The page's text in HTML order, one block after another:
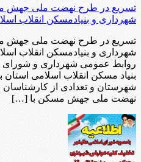
تسریع در طرح نهضت ملی جهش
شهرداری و بنیادمسکن انقلاب
تسریع در طرح نهضت ملی جهش
شهرداری و بنیادمسکن انقلاب
روابط عمومی شهرداری و شورای
بنیاد مسکن انقلاب اسلامی استان
شهرستان و تعدادی از
نهضت ملی جهش مسکن با […]